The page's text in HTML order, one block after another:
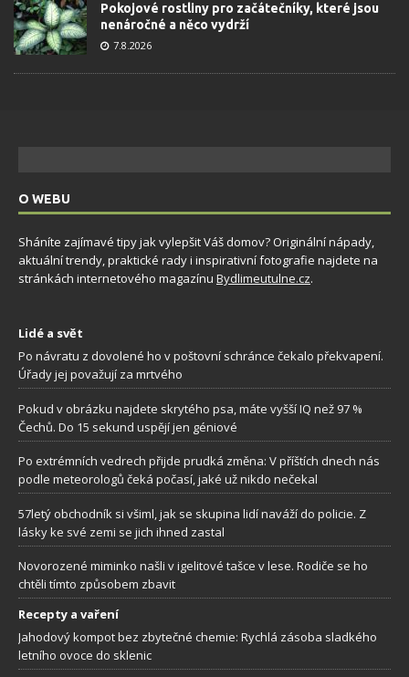
Pokojové rostliny pro začátečníky, které jsou
nenáročné a něco vydrží
7.8.2026
O WEBU
Sháníte zajímavé tipy jak vylepšit Váš domov? Originální nápady,
aktuální trendy, praktické rady i inspirativní fotografie najdete na
stránkách internetového magazínu Bydlimeutulne.cz.
Lidé a svět
Po návratu z dovolené ho v poštovní schránce čekalo překvapení.
Úřady jej považují za mrtvého
Pokud v obrázku najdete skrytého psa, máte vyšší IQ než 97 %
Čechů. Do 15 sekund uspějí jen géniové
Po extrémních vedrech přijde prudká změna: V příštích dnech nás
podle meteorologů čeká počasí, jaké už nikdo nečekal
57letý obchodník si všiml, jak se skupina lidí naváží do policie. Z
lásky ke své zemi se jich ihned zastal
Novorozené miminko našli v igelitové tašce v lese. Rodiče se ho
chtěli tímto způsobem zbavit
Recepty a vaření
Jahodový kompot bez zbytečné chemie: Rychlá zásoba sladkého
letního ovoce do sklenic